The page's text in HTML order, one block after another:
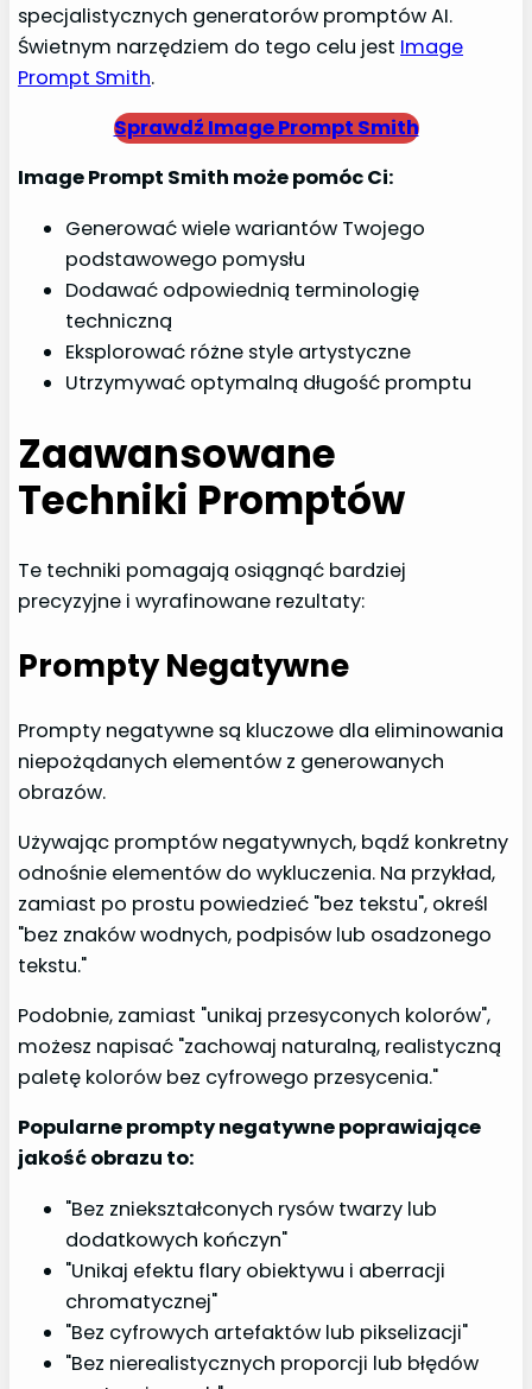
specjalistycznych generatorów promptów AI.
Świetnym narzędziem do tego celu jest Image
Prompt Smith.
Sprawdź Image Prompt Smith
Image Prompt Smith może pomóc Ci:
Generować wiele wariantów Twojego
podstawowego pomysłu
Dodawać odpowiednią terminologię
techniczną
Eksplorować różne style artystyczne
Utrzymywać optymalną długość promptu
Zaawansowane
Techniki Promptów
Te techniki pomagają osiągnąć bardziej
precyzyjne i wyrafinowane rezultaty:
Prompty Negatywne
Prompty negatywne są kluczowe dla eliminowania
niepożądanych elementów z generowanych
obrazów.
Używając promptów negatywnych, bądź konkretny
odnośnie elementów do wykluczenia. Na przykład,
zamiast po prostu powiedzieć "bez tekstu", określ
"bez znaków wodnych, podpisów lub osadzonego
tekstu."
Podobnie, zamiast "unikaj przesyconych kolorów",
możesz napisać "zachowaj naturalną, realistyczną
paletę kolorów bez cyfrowego przesycenia."
Popularne prompty negatywne poprawiające
jakość obrazu to:
"Bez zniekształconych rysów twarzy lub
dodatkowych kończyn"
"Unikaj efektu flary obiektywu i aberracji
chromatycznej"
"Bez cyfrowych artefaktów lub pikselizacji"
"Bez nierealistycznych proporcji lub błędów